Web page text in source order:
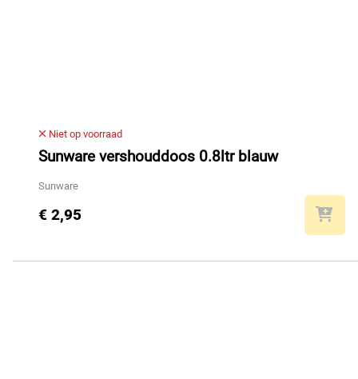
Niet op voorraad
Sunware vershouddoos 0.8ltr blauw
Sunware
€ 2,95